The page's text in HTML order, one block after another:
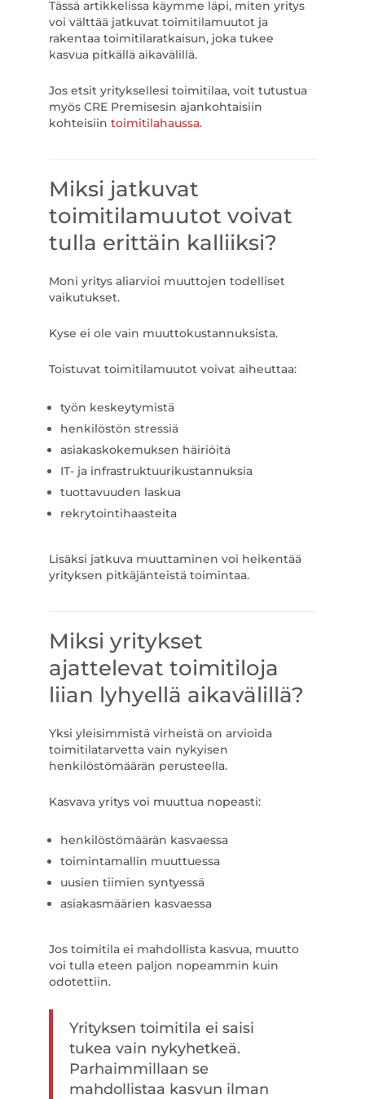
Tässä artikkelissa käymme läpi, miten yritys
voi välttää jatkuvat toimitilamuutot ja
rakentaa toimitilaratkaisun, joka tukee
kasvua pitkällä aikavälillä.
Jos etsit yrityksellesi toimitilaa, voit tutustua
myös CRE Premisesin ajankohtaisiin
kohteisiin toimitilahaussa.
Miksi jatkuvat
toimitilamuutot voivat
tulla erittäin kalliiksi?
Moni yritys aliarvioi muuttojen todelliset
vaikutukset.
Kyse ei ole vain muuttokustannuksista.
Toistuvat toimitilamuutot voivat aiheuttaa:
työn keskeytymistä
henkilöstön stressiä
asiakaskokemuksen häiriöitä
IT- ja infrastruktuurikustannuksia
tuottavuuden laskua
rekrytointihaasteita
Lisäksi jatkuva muuttaminen voi heikentää
yrityksen pitkäjänteistä toimintaa.
Miksi yritykset
ajattelevat toimitiloja
liian lyhyellä aikavälillä?
Yksi yleisimmistä virheistä on arvioida
toimitilatarvetta vain nykyisen
henkilöstömäärän perusteella.
Kasvava yritys voi muuttua nopeasti:
henkilöstömäärän kasvaessa
toimintamallin muuttuessa
uusien tiimien syntyessä
asiakasmäärien kasvaessa
Jos toimitila ei mahdollista kasvua, muutto
voi tulla eteen paljon nopeammin kuin
odotettiin.
Yrityksen toimitila ei saisi
tukea vain nykyhetkeä.
Parhaimmillaan se
mahdollistaa kasvun ilman